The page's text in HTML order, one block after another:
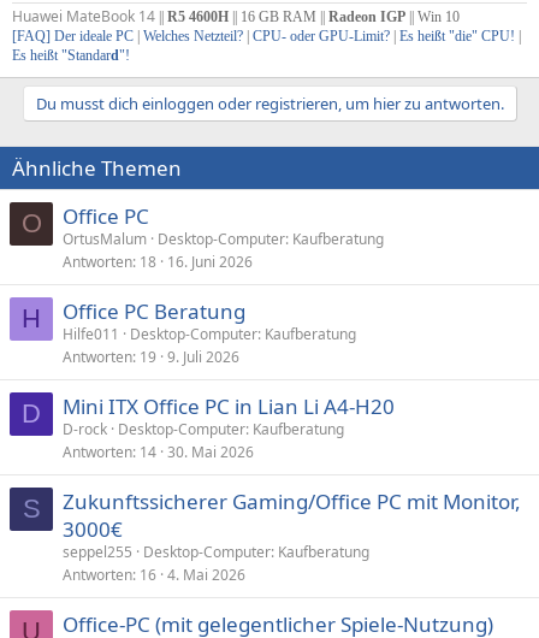
Huawei MateBook 14 R5 4600H || 16 GB RAM || Radeon IGP || Win 10
[FAQ] Der ideale PC Welches Netzteil? CPU- oder GPU-Limit? Es heißt "die" CPU!
Es heißt "Standard"!
Du musst dich einloggen oder registrieren, um hier zu antworten.
Ähnliche Themen
O Office PC
OrtusMalum Desktop-Computer: Kaufberatung
Antworten 18 16. Juni 2026
H Office PC Beratung
Hilfe011
Desktop-Computer: Kaufberatung
Antworten 19 9. Juli 2026
D Mini ITX Office PC in Lian Li A4-H20
D-rock Desktop-Computer: Kaufberatung
Antworten 14 30. Mai 2026
S
Zukunftssicherer Gaming/Office PC mit Monitor,
3000€
seppel255
Desktop-Computer: Kaufberatung
Antworten 16 4. Mai 2026
U Office-PC (mit gelegentlicher Spiele-Nutzung)